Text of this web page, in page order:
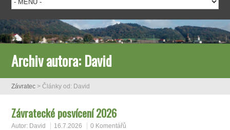
Archiv autora: David
Závratec > Články od: David
Závratecké posvícení 2026
Autor: David 16.7.2026 0 Komentářů